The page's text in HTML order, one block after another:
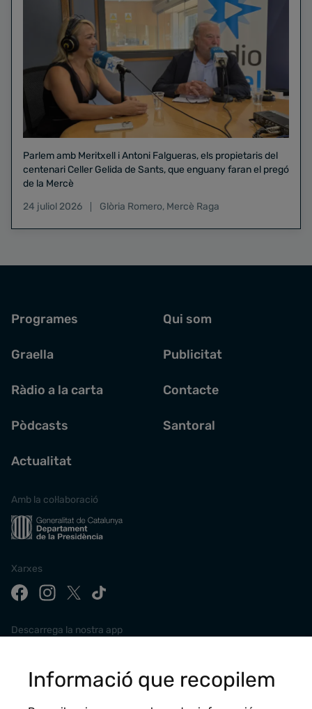
Parlem amb Meritxell i Antoni Falgueras, els propietaris del
centenari Celler Gelida de Sants, que enguany faran el pregó
de la Mercè
24 juliol 2026
Glòria Romero, Mercè Raga
Programes
Graella
Ràdio a la carta
Pòdcasts
Actualitat
Qui som
Publicitat
Contacte
Santoral
Amb la col·laboració
Xarxes
Descarrega la nostra app
Informació que recopilem